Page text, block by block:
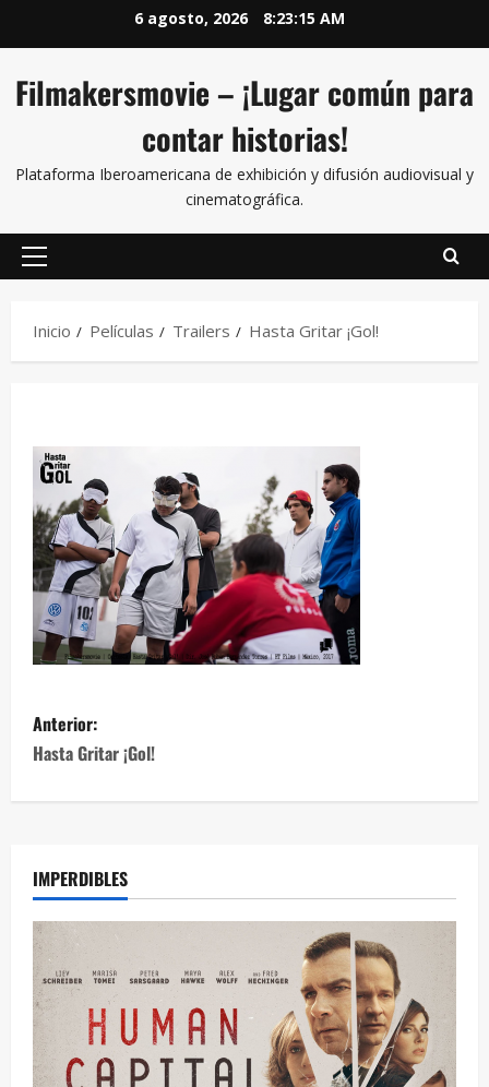
6 agosto, 2026 8:23:16 AM
Filmakersmovie – ¡Lugar común para
contar historias!
Plataforma Iberoamericana de exhibición y difusión audiovisual y
cinematográfica.
Inicio Películas Trailers Hasta Gritar ¡Gol!
Anterior:
Hasta Gritar ¡Gol!
IMPERDIBLES